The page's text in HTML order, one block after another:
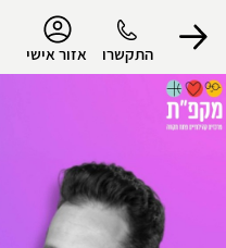
התקשרו אזור אישי